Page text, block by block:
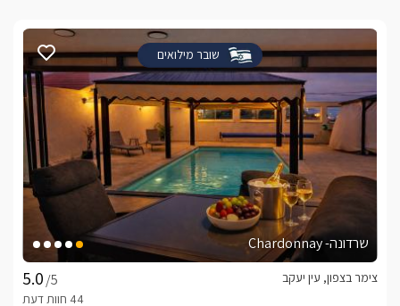
שובר מילואים
שרדונה- Chardonnay
/5
צימר בצפון, עין יעקב